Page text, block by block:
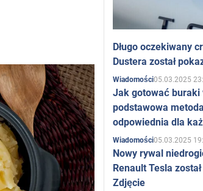
Długo oczekiwany
Dustera został
Wiadomości05.03.2025
Jak gotować buraki
podstawowa
odpowiednia dla
Wiadomości05.03.2025
Nowy rywal
Renault Tesla
Zdjęcie